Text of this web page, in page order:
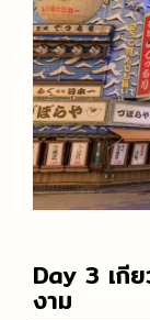
Day 3 เกี
งาม